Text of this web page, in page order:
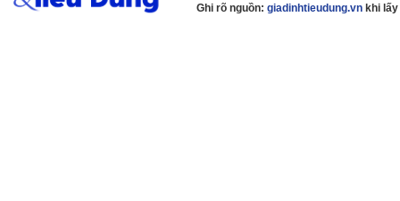
Ghi rõ nguồn: giadinhtieudung.vn khi